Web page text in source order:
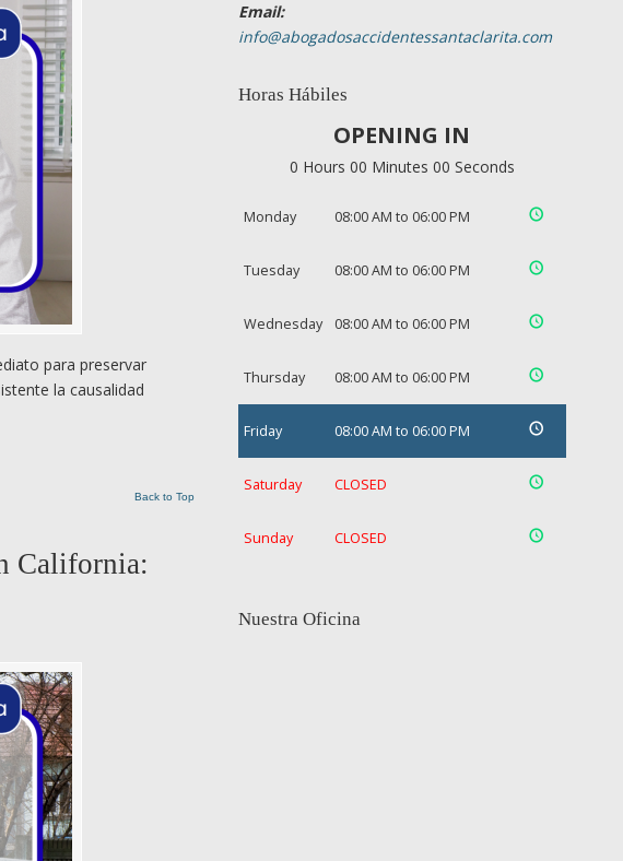
para preservar
la causalidad
Back to Top
California:
Email:
info@abogadosaccidentessantaclarita.com
Horas Hábiles
OPENING IN
0 Hours 00 Minutes 00 Seconds
Monday 08:00 AM to 06:00 PM
Tuesday 08:00 AM to 06:00 PM
Wednesday 08:00 AM to 06:00 PM
Thursday 08:00 AM to 06:00 PM
Friday 08:00 AM to 06:00 PM
Saturday CLOSED
Sunday CLOSED
Nuestra Oficina